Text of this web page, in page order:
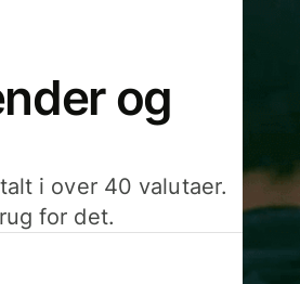
og
i over 40 valutaer.
for det.